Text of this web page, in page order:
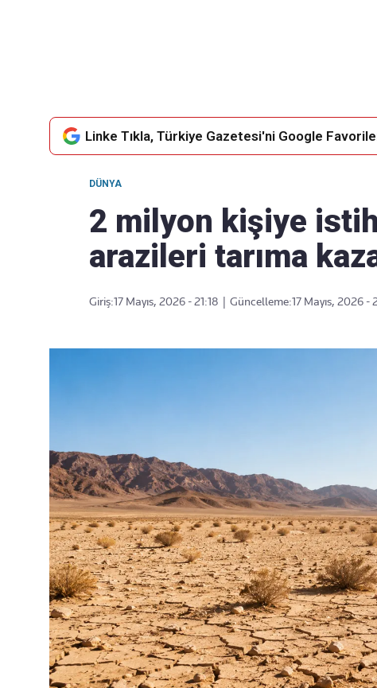
Linke Tıkla, Türkiye Gazetesi'ni Google
DÜNYA
2 milyon kişiye
arazileri tarıma
Giriş:17 Mayıs, 2026 - 21:18 Güncelleme:17 Mayıs, 2026 -